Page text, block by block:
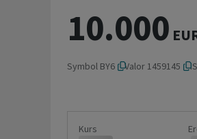
10.000
Symbol BY6 Valor 1459145
Kurs